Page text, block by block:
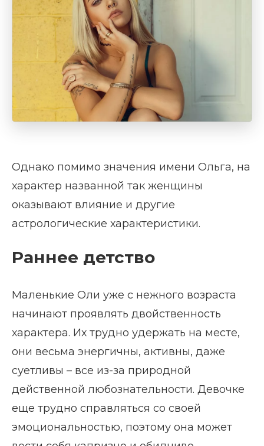
Однако помимо значения имени Ольга, на
характер названной так женщины
оказывают влияние и другие
астрологические характеристики.
Раннее детство
Маленькие Оли уже с нежного возраста
начинают проявлять двойственность
характера. Их трудно удержать на месте,
они весьма энергичны, активны, даже
суетливы – все из-за природной
действенной любознательности. Девочке
еще трудно справляться со своей
эмоциональностью, поэтому она может